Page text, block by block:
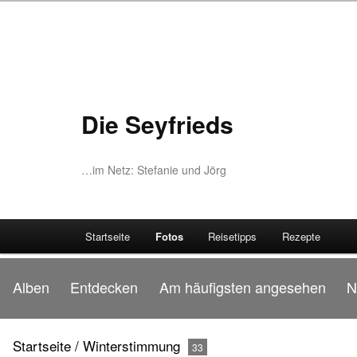
Die Seyfrieds
…im Netz: Stefanie und Jörg
Startseite Fotos Reisetipps Rezepte
Alben Entdecken Am häufigsten angesehen
Startseite / Winterstimmung 33